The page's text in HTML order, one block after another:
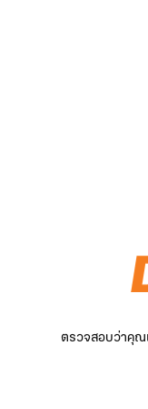
ตรวจสอบว่าคุณ